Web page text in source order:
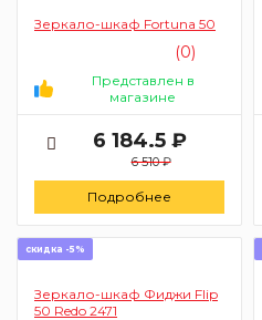
Зеркало-шкаф Fortuna 50
(0)
Представлен в
магазине
6 184.5 ₽
6 510 ₽
Подробнее
скидка -5%
Зеркало-шкаф Фиджи Flip
50 Redo 2471